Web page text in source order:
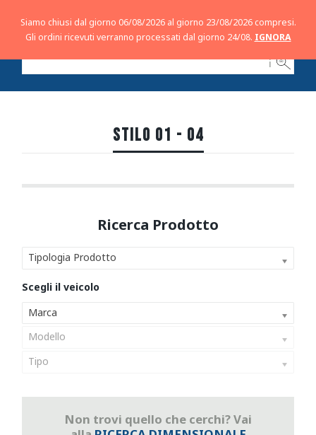
ℹ
STILO 01 - 04
Tipologia Prodotto
Marca
Modello
Tipo
Non trovi quello che cerchi? Vai
Siamo chiusi dal giorno 06/08/2026 al giorno 23/08/2026 compresi.
Gli ordini ricevuti verranno processati dal giorno 24/08. IGNORA